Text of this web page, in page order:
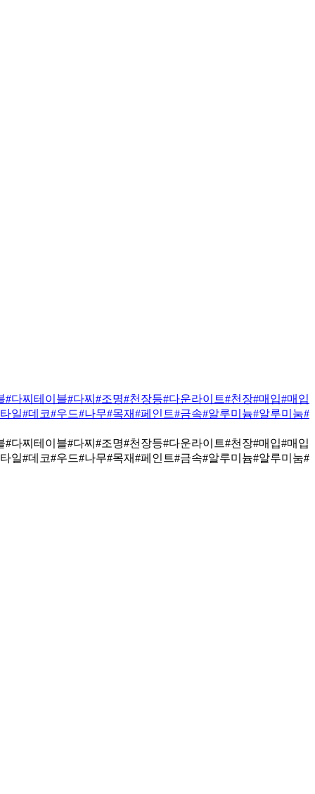
#다찌테이블#다찌 #조명#천장등#다운라이트#천장#매입#매입
일#데코#우드#나무#목재#페인트#금속#알루미늄#알루미눔#
#다찌테이블#다찌 #조명#천장등#다운라이트#천장#매입#매입
일#데코#우드#나무#목재#페인트#금속#알루미늄#알루미눔#